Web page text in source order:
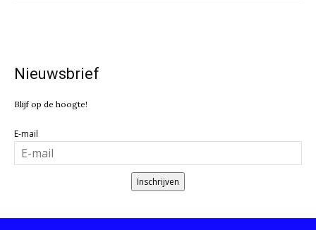
Nieuwsbrief
Blijf op de hoogte!
E-mail
Inschrijven